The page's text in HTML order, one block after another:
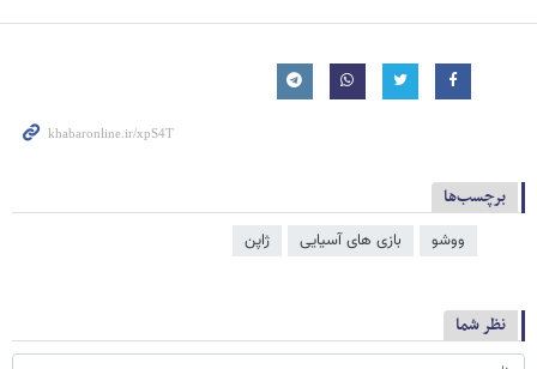
برچسب‌ها
ووشو بازی های آسیایی ژاپن
نظر شما